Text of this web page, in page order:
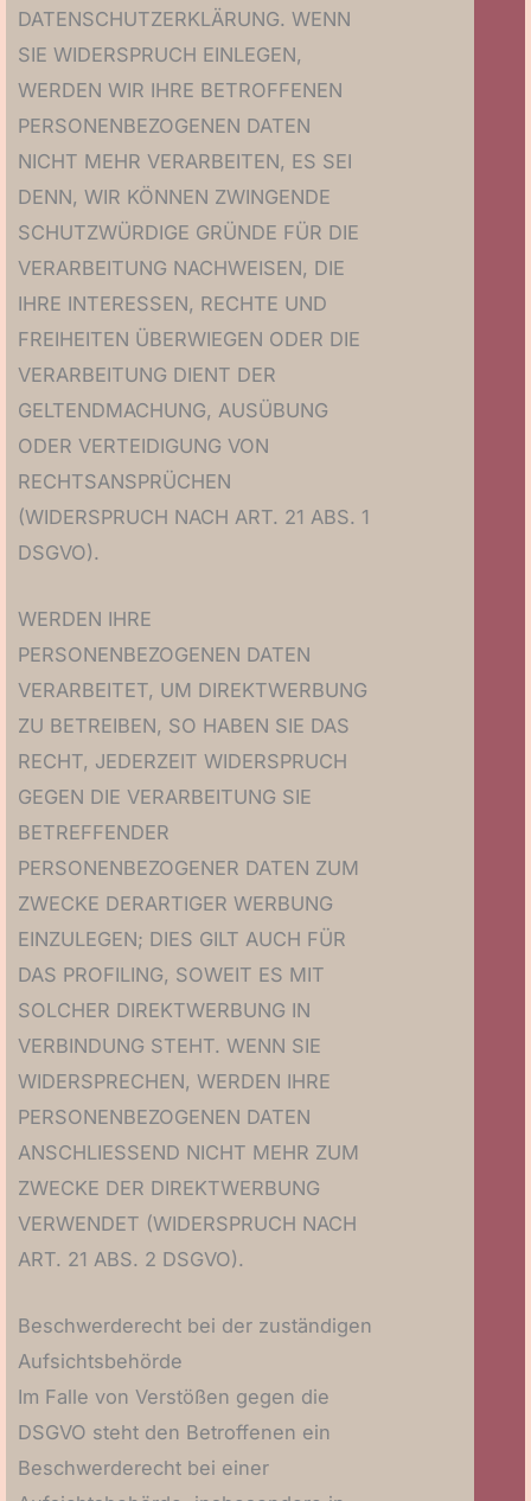
DATENSCHUTZERKLÄRUNG. WENN
SIE WIDERSPRUCH EINLEGEN,
WERDEN WIR IHRE BETROFFENEN
PERSONENBEZOGENEN DATEN
NICHT MEHR VERARBEITEN, ES SEI
DENN, WIR KÖNNEN ZWINGENDE
SCHUTZWÜRDIGE GRÜNDE FÜR DIE
VERARBEITUNG NACHWEISEN, DIE
IHRE INTERESSEN, RECHTE UND
FREIHEITEN ÜBERWIEGEN ODER DIE
VERARBEITUNG DIENT DER
GELTENDMACHUNG, AUSÜBUNG
ODER VERTEIDIGUNG VON
RECHTSANSPRÜCHEN
(WIDERSPRUCH NACH ART. 21 ABS. 1
DSGVO).
WERDEN IHRE
PERSONENBEZOGENEN DATEN
VERARBEITET, UM DIREKTWERBUNG
ZU BETREIBEN, SO HABEN SIE DAS
RECHT, JEDERZEIT WIDERSPRUCH
GEGEN DIE VERARBEITUNG SIE
BETREFFENDER
PERSONENBEZOGENER DATEN ZUM
ZWECKE DERARTIGER WERBUNG
EINZULEGEN; DIES GILT AUCH FÜR
DAS PROFILING, SOWEIT ES MIT
SOLCHER DIREKTWERBUNG IN
VERBINDUNG STEHT. WENN SIE
WIDERSPRECHEN, WERDEN IHRE
PERSONENBEZOGENEN DATEN
ANSCHLIESSEND NICHT MEHR ZUM
ZWECKE DER DIREKTWERBUNG
VERWENDET (WIDERSPRUCH NACH
ART. 21 ABS. 2 DSGVO).
Beschwerde­recht bei der zuständigen
Aufsichts­behörde
Im Falle von Verstößen gegen die
DSGVO steht den Betroffenen ein
Beschwerderecht bei einer